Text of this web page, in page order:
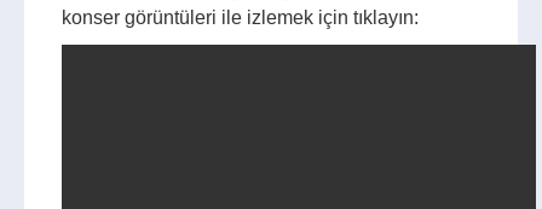
konser görüntüleri ile izlemek için tıklayın: